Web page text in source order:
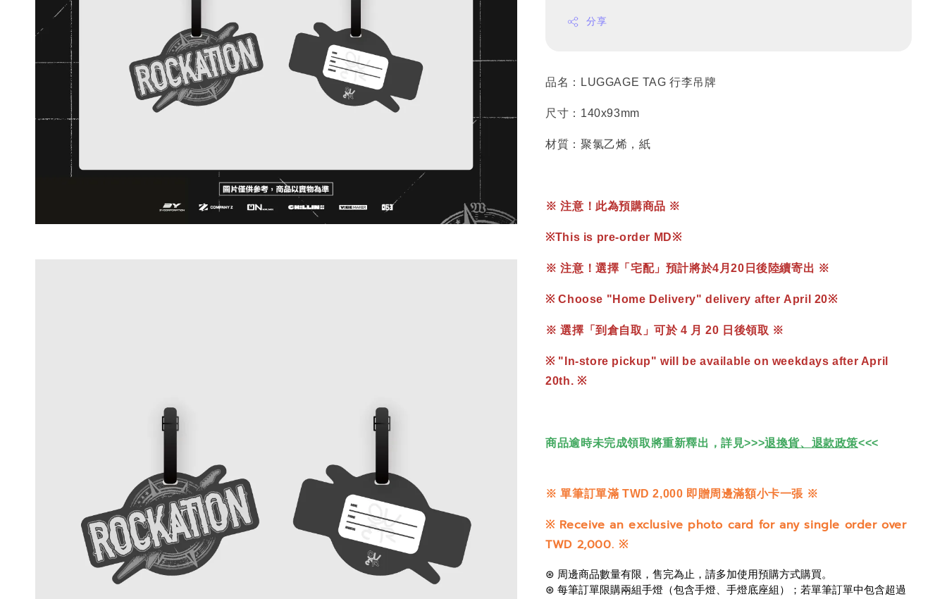
分享
品名：LUGGAGE TAG 行李吊牌
尺寸：140x93mm
材質：聚氯乙烯，紙
※ 注意！此為預購商品 ※
※This is pre-order MD※
※ 注意！選擇「宅配」預計將於4月20日後陸續寄出 ※
※ Choose "Home Delivery" delivery after April 20※
※ 選擇「到倉自取」可於 4 月 20 日後領取 ※
※ "In-store pickup" will be available on weekdays after April
20th. ※
商品逾時未完成領取將重新釋出，詳見>>>退換貨、退款政策<<<
※ 單筆訂單滿 TWD 2,000 即贈周邊滿額小卡一張 ※
※ Receive an exclusive photo card for any single order over
TWD 2,000. ※
⊛ 周邊商品數量有限，售完為止，請多加使用預購方式購買。
⊛ 每筆訂單限購兩組手燈（包含手燈、手燈底座組）；若單筆訂單中包含超過